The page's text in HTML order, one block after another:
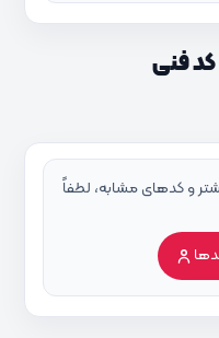
فنی
و کدهای مشابه، لطفاً